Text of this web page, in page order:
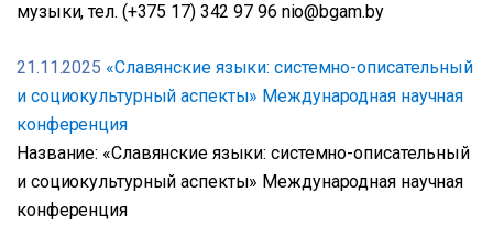
музыки, тел. (+375 17) 342 97 96 nio@bgam.by
21.11.2025 «Славянские языки: системно-описательный
и социокультурный аспекты» Международная научная
конференция
Название: «Славянские языки: системно-описательный
и социокультурный аспекты» Международная научная
конференция